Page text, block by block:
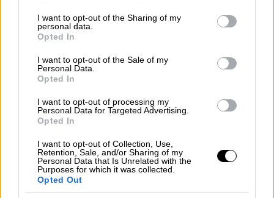
not limited to your visit or usage behaviour. You may click to
grant or deny consent to Google and its third-party tags to
use your data for below specified purposes in below Google
consent section.
I want to opt-out of the Sharing of my
personal data.
Opted In
I want to opt-out of the Sale of my
Personal Data.
Opted In
I want to opt-out of processing my
Personal Data for Targeted Advertising.
Opted In
I want to opt-out of Collection, Use,
Retention, Sale, and/or Sharing of my
Personal Data that Is Unrelated with the
Purposes for which it was collected.
Opted Out
Κόσμος
Ανησυχητικό: Η τρύπα του όζοντος στον
Νότιο Πόλο είναι αυτό τον Σεπτέμβριο
Το 2020 η τρύπα είχε φθάσει σε έκταση έως
περίπου 24 εκατομμύρια τετραγωνικά
χιλιόμετρα στις αρχές Οκτωβρίου